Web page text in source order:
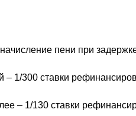
пени при
– 1/300 ставки
– 1/130 ставки